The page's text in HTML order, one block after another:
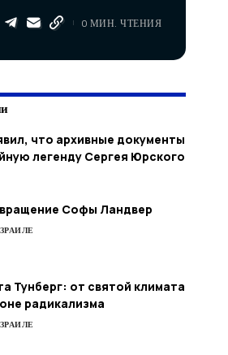
0 МИН. ЧТЕНИЯ
что архивные документы
легенду Сергея Юрского
Софы Ландвер
Тунберг: от святой климата
радикализма